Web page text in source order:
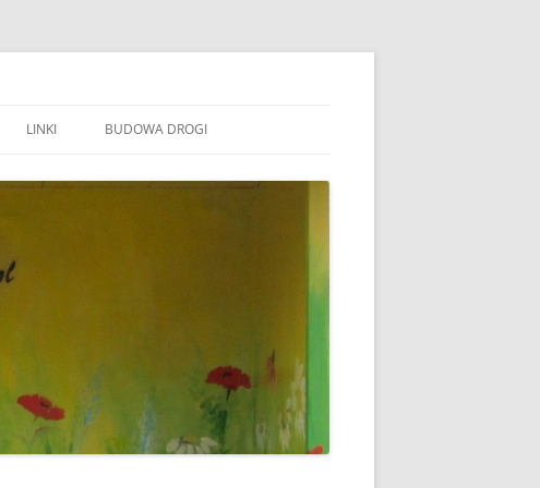
LINKI
OLSZTYN
GMINA BARCZEWO DYŻURY RADNYCH
BUDOWA DROGI